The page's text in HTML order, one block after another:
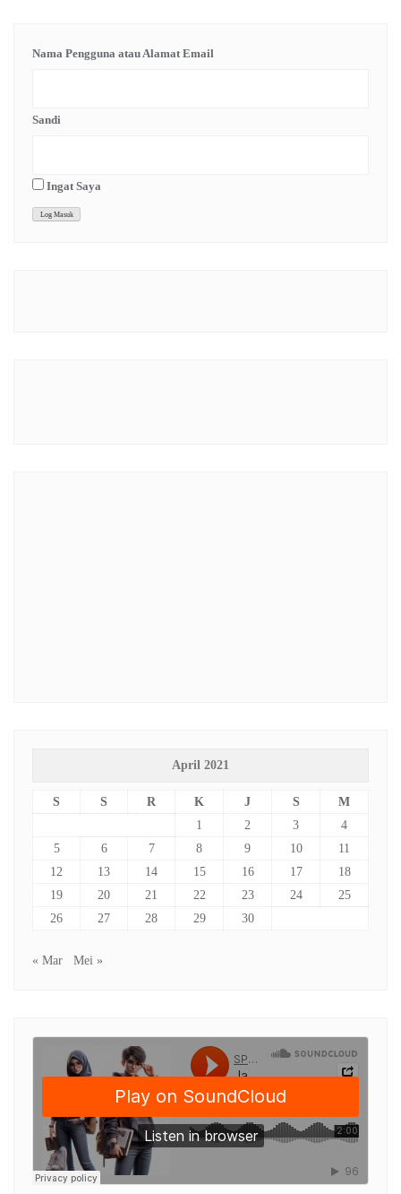
Nama Pengguna atau Alamat Email
Sandi
Ingat Saya
April 2021
S S R K J S
M
1
2 3
4
5
6 7 8 9 10
11
12
13 14 15 16 17
18
19
20 21 22 23 24
25
26
27 28 29 30
« Mar Mei »